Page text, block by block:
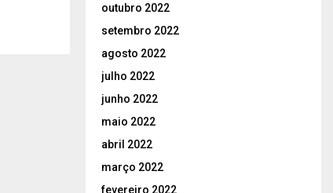
outubro 2022
setembro 2022
agosto 2022
julho 2022
junho 2022
maio 2022
abril 2022
março 2022
fevereiro 2022